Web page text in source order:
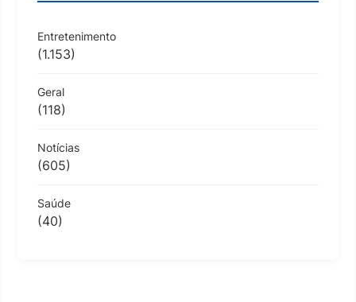
Entretenimento
(1.153)
Geral
(118)
Notícias
(605)
Saúde
(40)